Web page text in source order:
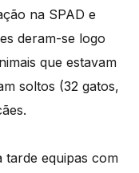
na SPAD e
deram-se logo
que estavam
soltos (32 gatos,
tarde equipas com